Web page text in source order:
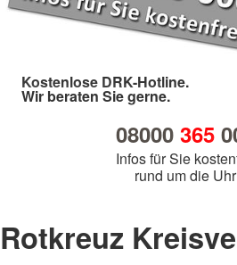
Kostenlose DRK-Hotline.
Wir beraten Sie gerne.
08000 365
Infos für Sie
rund um die Uhr
Rotkreuz